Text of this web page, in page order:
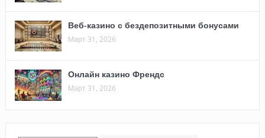
Веб-казино с бездепозитными бонусами
Март 31, 2026
Онлайн казино Френдс
Март 31, 2026